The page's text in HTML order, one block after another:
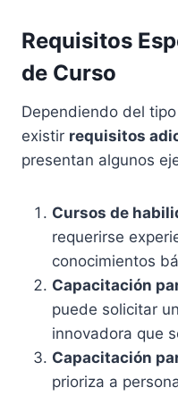
Requisitos
de Curso
Dependiendo del
existir requisitos
presentan algunos
Cursos de
requerirse
conocimientos
Capacitación
puede solicitar un
innovadora que
Capacitación
prioriza a